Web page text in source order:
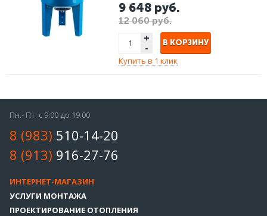
9 648 руб.
12 060 руб.
+
- В КОРЗИНУ
Купить в 1 клик
Пн.- Пт. с 9:00 до 19:00
8 (983) 510-14-20
8 (913) 916-27-76
ИНТЕРНЕТ-МАГАЗИН
УСЛУГИ МОНТАЖА
ПРОЕКТИРОВАНИЕ ОТОПЛЕНИЯ